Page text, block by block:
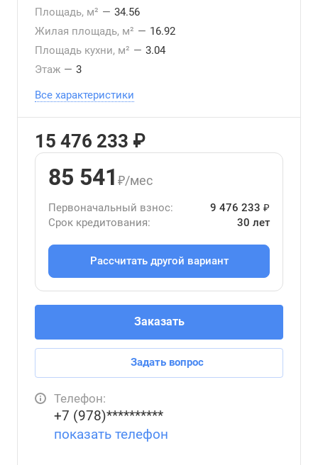
Площадь, м² — 34.56
Жилая площадь, м² — 16.92
Площадь кухни, м² — 3.04
Этаж — 3
Все характеристики
15 476 233 ₽
85 541 ₽/мес
Первоначальный взнос:
9 476 233 ₽
Срок кредитования:
30 лет
Рассчитать другой вариант
Заказать
Задать вопрос
Телефон:
+7 (978)**********
показать телефон